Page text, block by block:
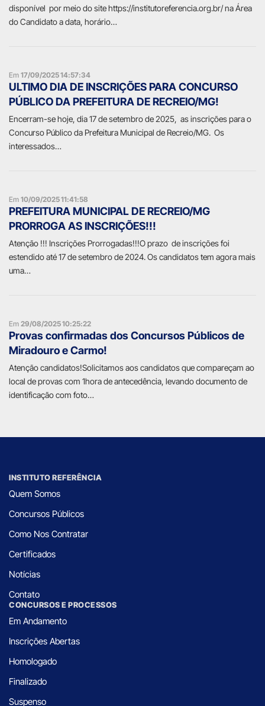
disponível por meio do site https://institutoreferencia.org.br/ na Área
do Candidato a data, horário…
Em 17/09/2025 14:57:34
ULTIMO DIA DE INSCRIÇÕES PARA CONCURSO
PÚBLICO DA PREFEITURA DE RECREIO/MG!
Encerram-se hoje, dia 17 de setembro de 2025, as inscrições para o
Concurso Público da Prefeitura Municipal de Recreio/MG. Os
interessados…
Em 10/09/2025 11:41:58
PREFEITURA MUNICIPAL DE RECREIO/MG
PRORROGA AS INSCRIÇÕES!!!
Atenção !!! Inscrições Prorrogadas!!!O prazo de inscrições foi
estendido até 17 de setembro de 2024. Os candidatos tem agora mais
uma…
Em 29/08/2025 10:25:22
Provas confirmadas dos Concursos Públicos de
Miradouro e Carmo!
Atenção candidatos!Solicitamos aos candidatos que compareçam ao
local de provas com 1hora de antecedência, levando documento de
identificação com foto…
INSTITUTO REFERÊNCIA
Quem Somos
Concursos Públicos
Como Nos Contratar
Certificados
Notícias
Contato
CONCURSOS E PROCESSOS
Em Andamento
Inscrições Abertas
Homologado
Finalizado
Suspenso